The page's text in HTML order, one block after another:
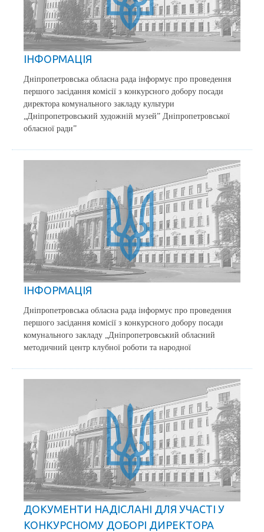
ІНФОРМАЦІЯ
Дніпропетровська обласна рада інформує про проведення
першого засідання комісії з конкурсного добору посади
директора комунального закладу культури
„Дніпропетровський художній музей” Дніпропетровської
обласної ради”
ІНФОРМАЦІЯ
Дніпропетровська обласна рада інформує про проведення
першого засідання комісії з конкурсного добору посади
комунального закладу „Дніпропетровський обласний
методичний центр клубної роботи та народної
ДОКУМЕНТИ НАДІСЛАНІ ДЛЯ УЧАСТІ У
КОНКУРСНОМУ ДОБОРІ ДИРЕКТОРА